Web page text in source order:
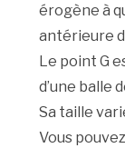
érogène à
antérieure
Le point G
d’une balle
Sa taille
Vous